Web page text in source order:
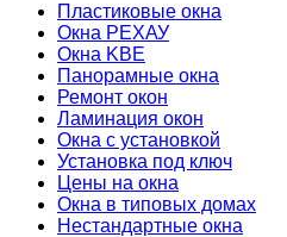
Пластиковые окна
Окна РЕХАУ
Окна KBE
Панорамные окна
Ремонт окон
Ламинация окон
Окна с установкой
Установка под ключ
Цены на окна
Окна в типовых домах
Нестандартные окна